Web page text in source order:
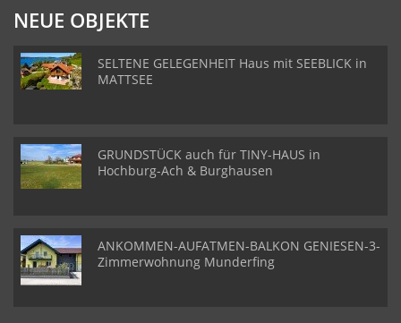
NEUE OBJEKTE
SELTENE GELEGENHEIT Haus mit SEEBLICK in
MATTSEE
GRUNDSTÜCK auch für TINY-HAUS in
Hochburg-Ach & Burghausen
ANKOMMEN-AUFATMEN-BALKON GENIESEN-3-
Zimmerwohnung Munderfing